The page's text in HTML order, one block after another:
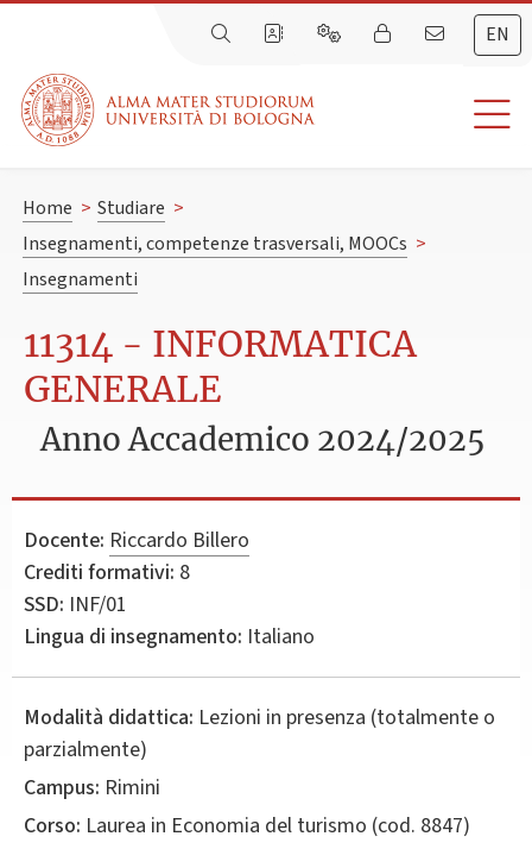
EN
Home > Studiare >
Insegnamenti, competenze trasversali, MOOCs >
Insegnamenti
11314 - INFORMATICA
GENERALE
Anno Accademico 2024/2025
Docente: Riccardo Billero
Crediti formativi: 8
SSD: INF/01
Lingua di insegnamento: Italiano
Modalità didattica: Lezioni in presenza (totalmente o
parzialmente)
Campus: Rimini
Corso: Laurea in Economia del turismo (cod. 8847)